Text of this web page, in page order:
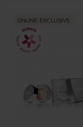
ONLINE EXCLUSIVE